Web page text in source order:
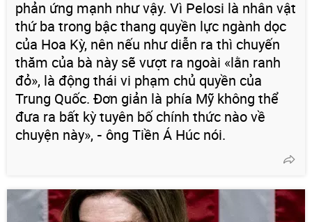
phản ứng mạnh như vậy. Vì Pelosi là nhân vật
thứ ba trong bậc thang quyền lực ngành dọc
của Hoa Kỳ, nên nếu như diễn ra thì chuyến
thăm của bà này sẽ vượt ra ngoài «lằn ranh
đỏ», là động thái vi phạm chủ quyền của
Trung Quốc. Đơn giản là phía Mỹ không thể
đưa ra bất kỳ tuyên bố chính thức nào về
chuyện này», - ông Tiền Á Húc nói.